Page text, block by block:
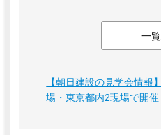
一
【朝日建設の見学会情報
場・東京都内2現場で開